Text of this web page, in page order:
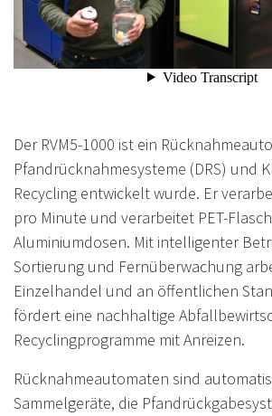
Der RVM5-1000 ist ein
Pfandrücknahmesysteme (DRS) und
Recycling entwickelt wurde. Er
pro Minute und verarbeitet PET-
Aluminiumdosen. Mit intelligenter
Sortierung und Fernüberwachung
Einzelhandel und an öffentlichen
fördert eine nachhaltige
Recyclingprogramme mit Anreizen.
Rücknahmeautomaten sind
Sammelgeräte, die